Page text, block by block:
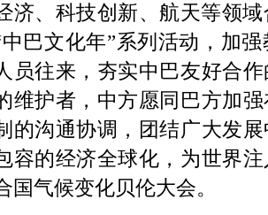
济、科技创新、航天等领
中巴文化年”系列活动，加
员往来，夯实中巴友好合
维护者，中方愿同巴方加
的沟通协调，团结广大发
容的经济全球化，为世界
国气候变化贝伦大会。